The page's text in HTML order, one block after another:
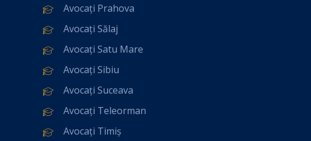
Avocați Prahova
Avocați Sălaj
Avocați Satu Mare
Avocați Sibiu
Avocați Suceava
Avocați Teleorman
Avocați Timiș